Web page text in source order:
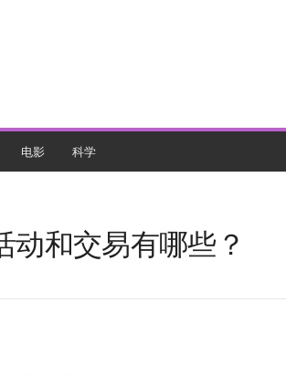
电影 科学
和交易有哪些？